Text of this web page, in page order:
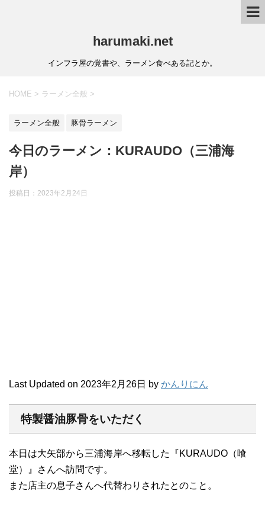
harumaki.net
インフラ屋の覚書や、ラーメン食べある記とか。
HOME > ラーメン全般 >
ラーメン全般 豚骨ラーメン
今日のラーメン：KURAUDO（三浦海
岸）
投稿日：2023年2月24日
Last Updated on 2023年2月26日 by かんりにん
特製醤油豚骨をいただく
本日は大矢部から三浦海岸へ移転した『KURAUDO（喰
堂）』さんへ訪問です。
また店主の息子さんへ代替わりされたとのこと。